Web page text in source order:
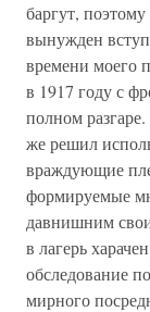
баргут,
вынужден
времени моего
в 1917 году с
полном
же решил
враждующие
формируемые
давнишним
в лагерь
обследование
мирного